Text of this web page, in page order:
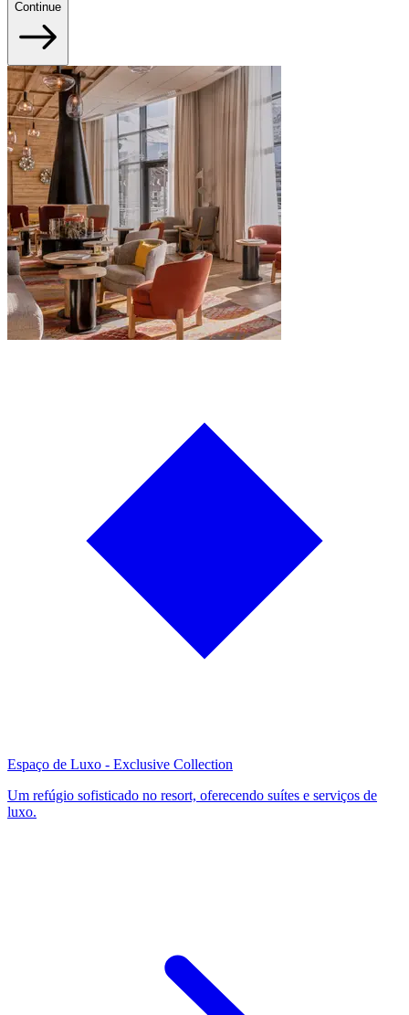
Continue
Espaço de Luxo - Exclusive Collection
Um refúgio sofisticado no resort, oferecendo suítes e serviços de
luxo.